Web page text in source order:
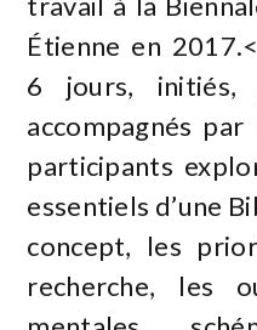
Étienne en
6 jours, initiés,
accompagnés
participants
essentiels d’une
concept, les
recherche, les